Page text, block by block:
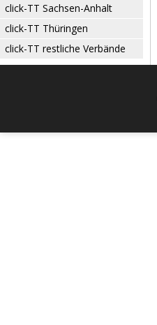
click-TT Sachsen-Anhalt
click-TT Thüringen
click-TT restliche Verbände